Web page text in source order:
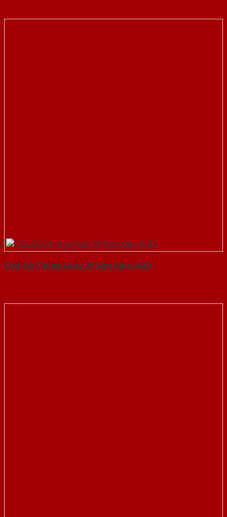
Cửa Gỗ Chống Cháy 2P Sơn Xám-SGD